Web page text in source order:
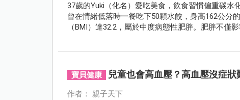
37歲的Yuki（化名）愛吃美食，飲食習慣偏重碳
曾在情緒低落時一餐吃下50顆水餃，身高162公分
（BMI）達32.2，屬於中度病態性肥胖。肥胖不僅
寶貝健康 兒童也會高血壓？高血壓沒症
作者： 親子天下